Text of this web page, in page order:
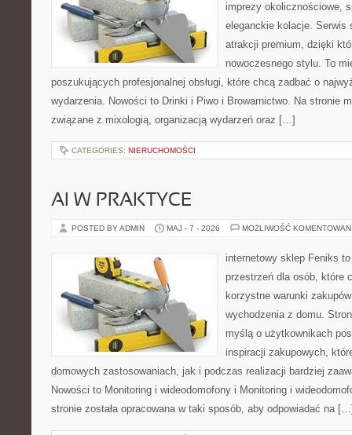
imprezy okolicznościowe,
eleganckie kolacje. Serwis
atrakcji premium, dzięki
nowoczesnego stylu. To
poszukujących profesjonalnej obsługi, które chcą zadbać o
wydarzenia. Nowości to Drinki i Piwo i Browarnictwo. Na stronie
związane z mixologią, organizacją wydarzeń oraz […]
CATEGORIES: NIERUCHOMOŚCI
AI W PRAKTYCE
POSTED BY ADMIN MAJ - 7 - 2026 MOŻLIWOŚĆ
internetowy sklep Feniks
przestrzeń dla osób, które
korzystne warunki
wychodzenia z domu.
myślą o użytkownikach
inspiracji zakupowych,
domowych zastosowaniach, jak i podczas realizacji bardziej
Nowości to Monitoring i wideodomofony i Monitoring i
stronie została opracowana w taki sposób, aby odpowiadać na